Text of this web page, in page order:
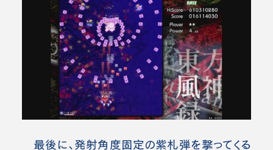
最後に、発射角度固定の紫札弾を撃ってくる